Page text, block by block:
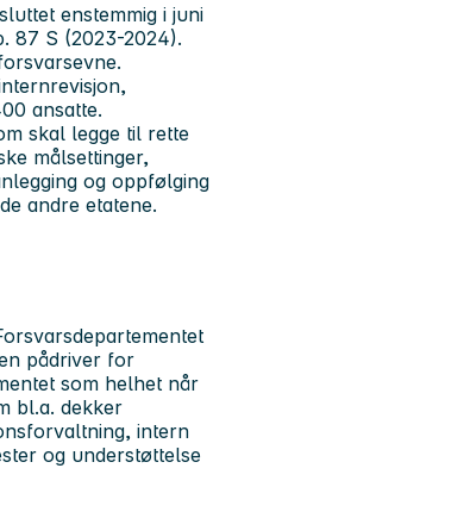
enstemmig i juni
87 S (2023-2024).
ansatte.
skal legge til rette
målsettinger,
og oppfølging
andre etatene.
pådriver for
som helhet når
bl.a. dekker
intern
og understøttelse